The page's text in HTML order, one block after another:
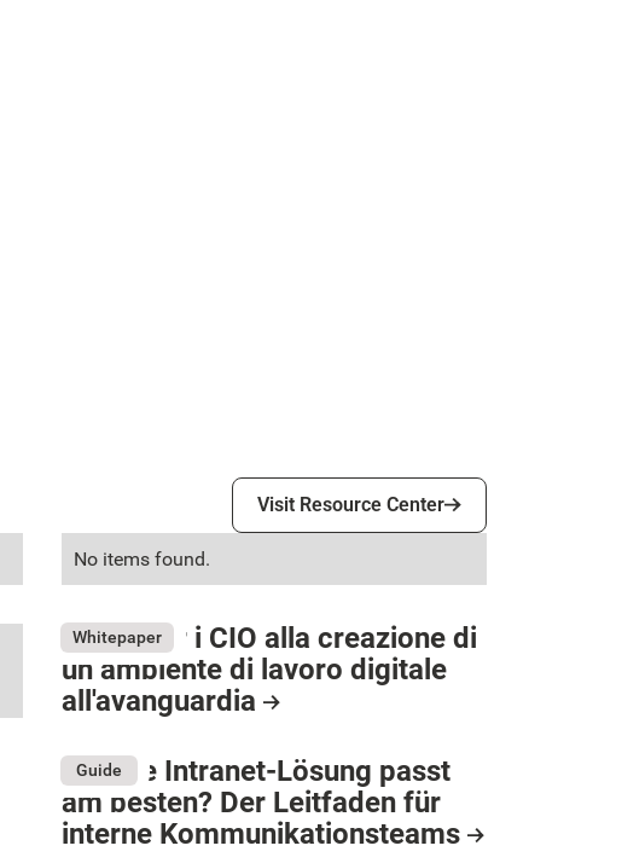
Visit Resource Center
Visit Resource Center
No items found.
Whitepaper
Guida per i CIO alla creazione di
un ambiente di lavoro digitale
all'avanguardia
Guide
Welche Intranet-Lösung passt
am besten? Der Leitfaden für
interne Kommunikationsteams